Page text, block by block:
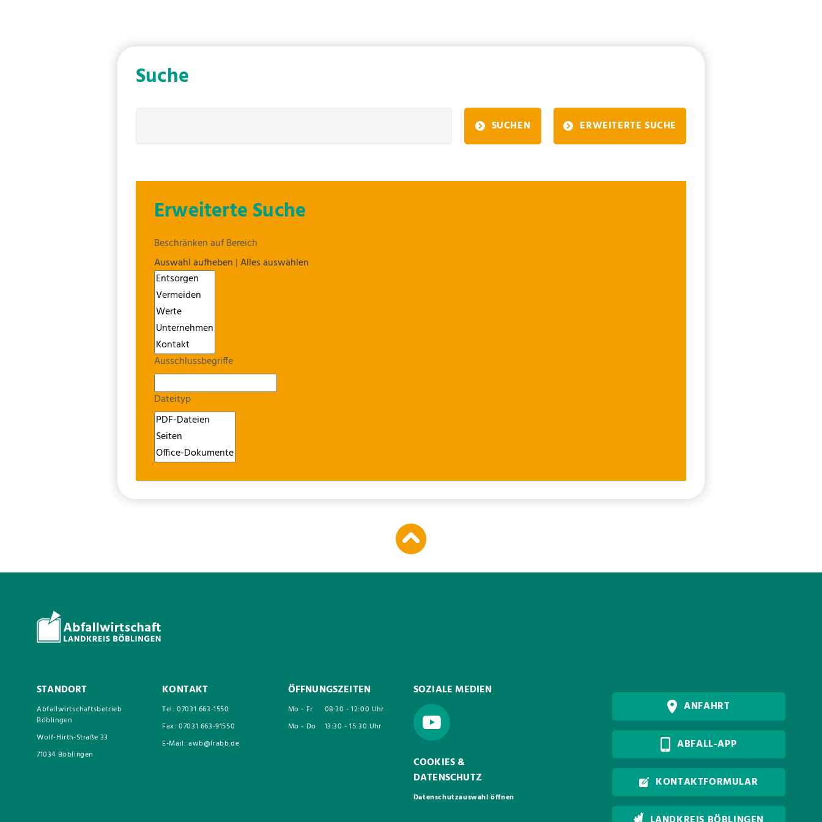
Suche
SUCHEN ERWEITERTE SUCHE
Erweiterte Suche
Beschränken auf Bereich
Auswahl aufheben |Alles auswählen
Ausschlussbegriffe
Dateityp
STANDORT
Abfallwirtschaftsbetrieb
Böblingen
Wolf-Hirth-Straße 33
71034 Böblingen
KONTAKT
Tel: 07031 663-1550
Fax: 07031 663-91550
E-Mail: awb@lrabb.de
ÖFFNUNGSZEITEN
Mo - Fr
08:30 - 12:00 Uhr
Mo - Do
13:30 - 15:30 Uhr
SOZIALE MEDIEN
COOKIES &
DATENSCHUTZ
Datenschutzauswahl öffnen
ANFAHRT
ABFALL-APP
KONTAKTFORMULAR